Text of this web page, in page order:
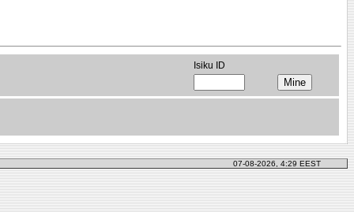
Isiku ID
07-08-2026, 4:29 EEST